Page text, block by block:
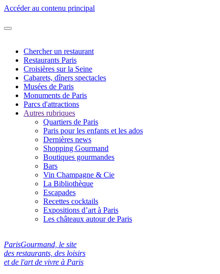
Accéder au contenu principal
Chercher un restaurant
Restaurants Paris
Croisières sur la Seine
Cabarets, dîners spectacles
Musées de Paris
Monuments de Paris
Parcs d'attractions
Autres rubriques
Quartiers de Paris
Paris pour les enfants et les ados
Dernières news
Shopping Gourmand
Boutiques gourmandes
Bars
Vin Champagne & Cie
La Bibliothèque
Escapades
Recettes cocktails
Expositions d’art à Paris
Les châteaux autour de Paris
ParisGourmand, le site
des restaurants, des loisirs
et de l'art de vivre à Paris